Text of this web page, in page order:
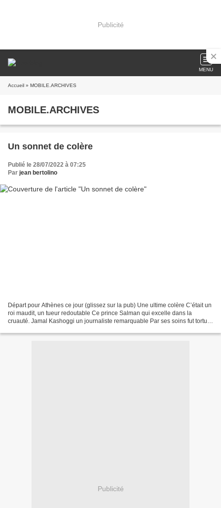
Publicité
MENU
Accueil » MOBILE.ARCHIVES
MOBILE.ARCHIVES
Un sonnet de colère
Publié le 28/07/2022 à 07:25
Par jean bertolino
Départ pour Athènes ce jour (glissez sur la pub) Une ultime colère C’était un
roi maudit, un tueur redoutable Ce prince Salman qui excelle dans la
cruauté. Jamal Kashoggi un journaliste remarquable Par ses soins fut torturé
Publicité